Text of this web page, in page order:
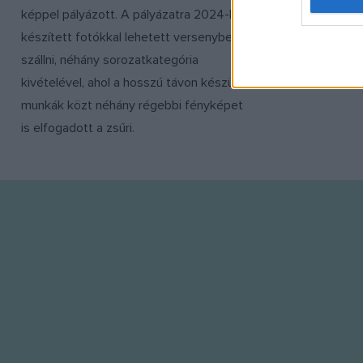
web or
I want
képpel pályázott. A pályázatra 2024-ben
készített fotókkal lehetett versenybe
szállni, néhány sorozatkategória
kivételével, ahol a hosszú távon készült
munkák közt néhány régebbi fényképet
is elfogadott a zsűri.
részeként